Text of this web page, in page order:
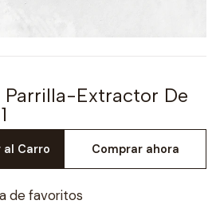
Parrilla-Extractor De
al Carro Comprar ahora
de favoritos